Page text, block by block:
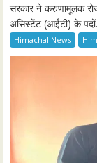
सरकार ने करुणामूलक
असिस्टेंट (आईटी) के
Himachal News